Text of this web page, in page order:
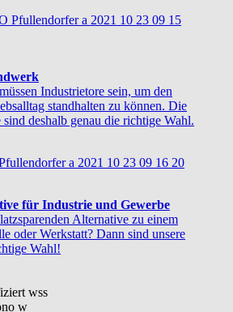
Industrietore sein, um den
standhalten zu können. Die
deshalb genau die richtige Wahl.
für Industrie und Gewerbe
Alternative zu einem
oder Werkstatt? Dann sind unsere
Wahl!